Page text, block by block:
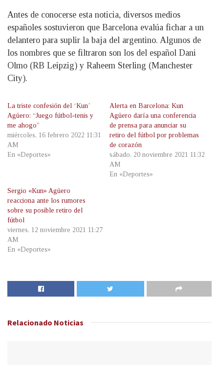
Antes de conocerse esta noticia, diversos medios
españoles sostuvieron que Barcelona evalúa fichar a un
delantero para suplir la baja del argentino. Algunos de
los nombres que se filtraron son los del español Dani
Olmo (RB Leipzig) y Raheem Sterling (Manchester
City).
La triste confesión del ‘Kun’
Agüero: “Juego fútbol-tenis y
me ahogo”
miércoles, 16 febrero 2022 11:31
AM
En «Deportes»
Alerta en Barcelona: Kun
Agüero daría una conferencia
de prensa para anunciar su
retiro del fútbol por problemas
de corazón
sábado, 20 noviembre 2021 11:32
AM
En «Deportes»
Sergio «Kun» Agüero
reacciona ante los rumores
sobre su posible retiro del
fútbol
viernes, 12 noviembre 2021 11:27
AM
En «Deportes»
Relacionado Noticias